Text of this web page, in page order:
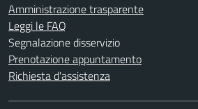
Amministrazione trasparente
Leggi le FAQ
Segnalazione disservizio
Prenotazione appuntamento
Richiesta d'assistenza